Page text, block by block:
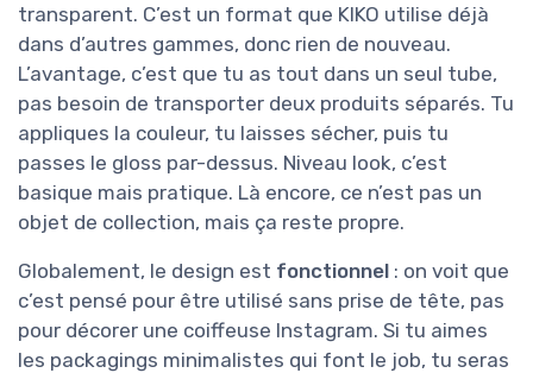
transparent. C’est un format que KIKO utilise déjà
dans d’autres gammes, donc rien de nouveau.
L’avantage, c’est que tu as tout dans un seul tube,
pas besoin de transporter deux produits séparés. Tu
appliques la couleur, tu laisses sécher, puis tu
passes le gloss par-dessus. Niveau look, c’est
basique mais pratique. Là encore, ce n’est pas un
objet de collection, mais ça reste propre.
Globalement, le design est fonctionnel : on voit que
c’est pensé pour être utilisé sans prise de tête, pas
pour décorer une coiffeuse Instagram. Si tu aimes
les packagings minimalistes qui font le job, tu seras